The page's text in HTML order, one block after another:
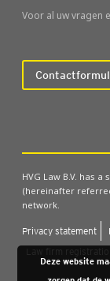
Voor al uw vragen
HVG Law B.V. has
(hereinafter
network.
Pri­va­cy sta­te­ment
Deze website